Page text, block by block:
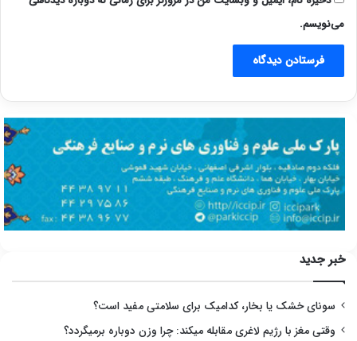
می‌نویسم.
خبر جدید
سونای خشک یا بخار، کدامیک برای سلامتی مفید است؟
وقتی مغز با رژیم لاغری مقابله میکند: چرا وزن دوباره برمیگردد؟